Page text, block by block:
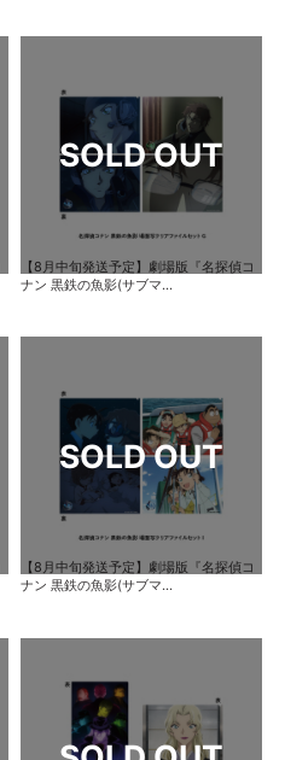
【8月中旬発送予定】劇場版『名探偵コ
ナン 黒鉄の魚影(サブマ...
【8月中旬発送予定】劇場版『名探偵コ
ナン 黒鉄の魚影(サブマ...